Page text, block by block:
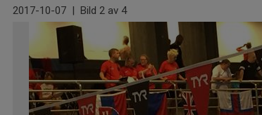
2017-10-07 | Bild 2 av 4